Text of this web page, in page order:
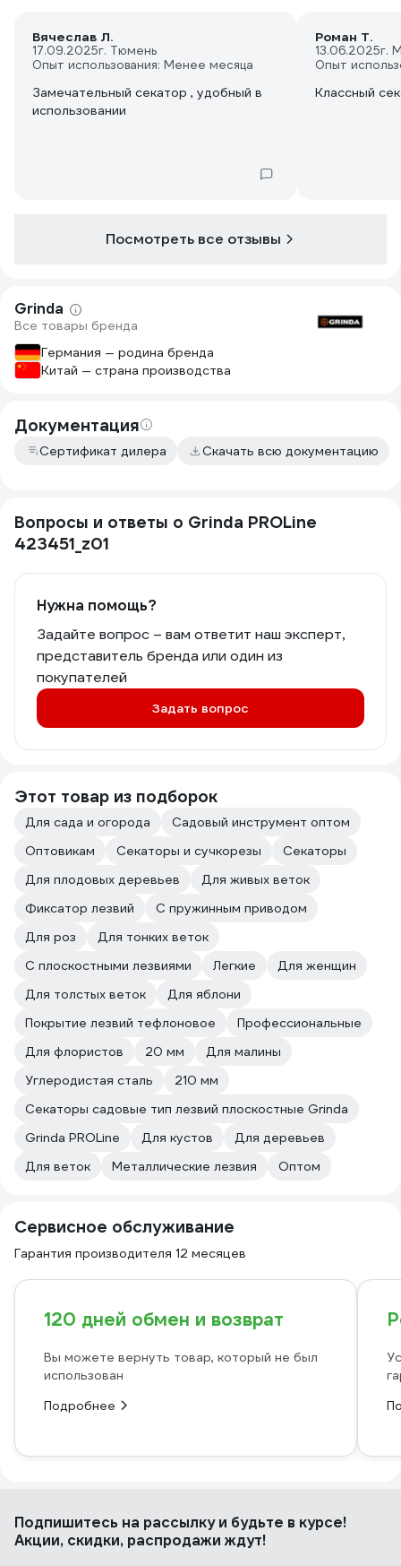
Вячеслав Л.
17.09.2025г. Тюмень
Опыт использования: Менее месяца
Замечательный секатор , удобный в
использовании
Роман Т.
13.06.2025г.
Опыт
Классный
Посмотреть все отзывы
Grinda
Все товары бренда
Германия — родина бренда
Китай — страна производства
Документация
Сертификат дилера Скачать всю документацию
Вопросы и ответы о Grinda PROLine
423451_z01
Нужна помощь?
Задайте вопрос – вам ответит наш эксперт,
представитель бренда или один из
покупателей
Задать вопрос
Этот товар из подборок
Для сада и огорода
Садовый инструмент оптом
Оптовикам
Секаторы и сучкорезы
Секаторы
Для плодовых деревьев
Для живых веток
Фиксатор лезвий
С пружинным приводом
Для роз
Для тонких веток
С плоскостными лезвиями
Легкие
Для женщин
Для толстых веток
Для яблони
Покрытие лезвий тефлоновое
Профессиональные
Для флористов
20 мм
Для малины
Углеродистая сталь
210 мм
Секаторы садовые тип лезвий плоскостные Grinda
Grinda PROLine
Для кустов
Для деревьев
Для веток
Металлические лезвия Оптом
Сервисное обслуживание
Гарантия производителя 12 месяцев
120 дней обмен и возврат
Вы можете вернуть товар, который не был
использован
Подробнее
Подпишитесь на рассылкуи будьте в курсе!
Акции, скидки, распродажи ждут!